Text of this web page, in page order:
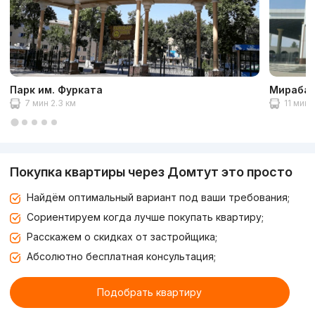
Парк им. Фурката
7 мин 2.3 км 11 мин
Покупка квартиры через Домтут это просто
Найдём оптимальный вариант под ваши требования;
Сориентируем когда лучше покупать квартиру;
Расскажем о скидках от застройщика;
Абсолютно бесплатная консультация;
Подобрать квартиру